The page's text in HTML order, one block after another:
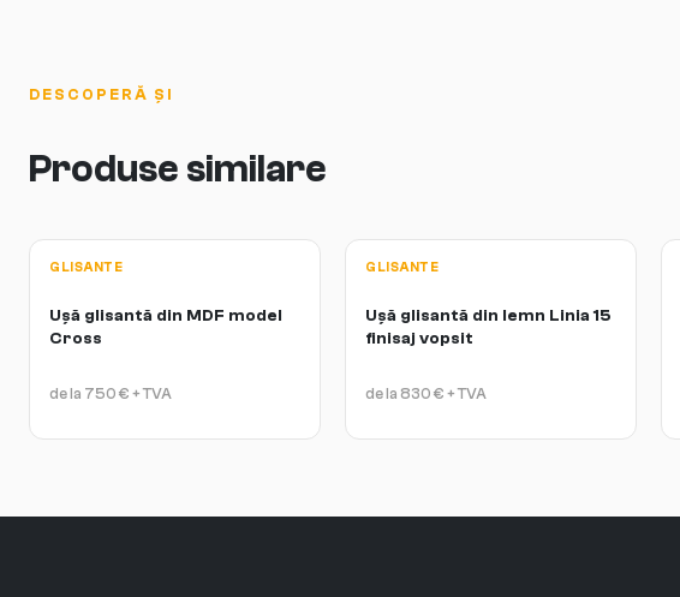
DESCOPERĂ ȘI
Produse similare
GLISANTE
Ușă glisantă din MDF model
Cross
de la 750 € + TVA
GLISANTE
Ușă glisantă din lemn Linia 15
finisaj vopsit
de la 830 € + TVA